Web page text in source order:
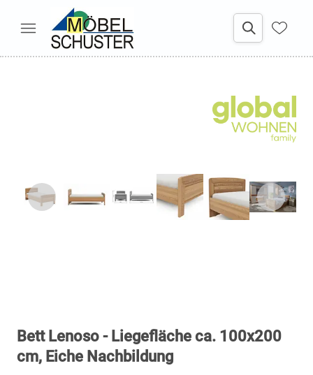
Bett Lenoso - Liegefläche ca. 100x200
cm, Eiche Nachbildung